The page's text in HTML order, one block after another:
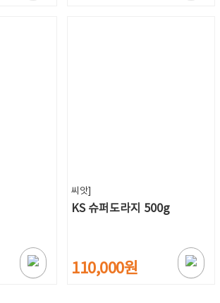
씨앗]
KS 슈퍼도라지 500g
110,000원